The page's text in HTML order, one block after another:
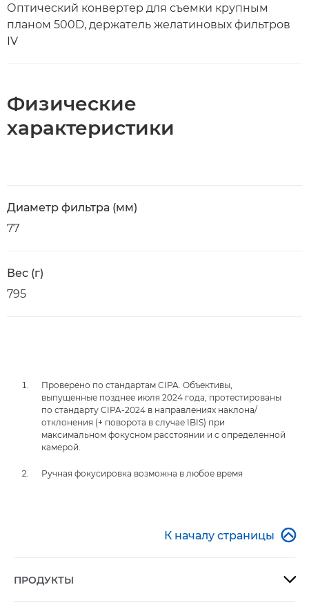
Оптический конвертер для съемки крупным
планом 500D, держатель желатиновых фильтров
IV
Физические
характеристики
Диаметр фильтра (мм)
77
Вес (г)
795
Проверено по стандартам CIPA. Объективы,
выпущенные позднее июля 2024 года, протестированы
по стандарту CIPA-2024 в направлениях наклона/
отклонения (+ поворота в случае IBIS) при
максимальном фокусном расстоянии и с определенной
камерой.
Ручная фокусировка возможна в любое время
К началу страницы 
ПРОДУКТЫ 